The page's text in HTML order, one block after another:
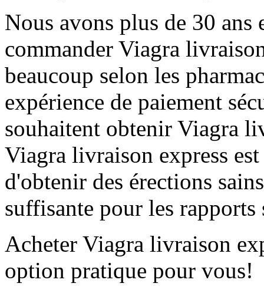
Nous avons plus de 30 ans
commander Viagra
beaucoup selon les
expérience de paiement
souhaitent obtenir Viagra
Viagra livraison express
d'obtenir des érections
suffisante pour les rapports
Acheter Viagra livraison
option pratique pour vous!